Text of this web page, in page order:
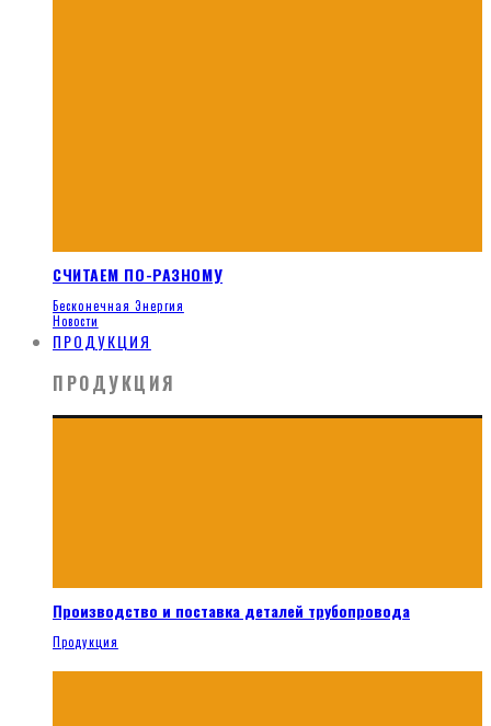
СЧИТАЕМ ПО-РАЗНОМУ
Бесконечная Энергия
Новости
ПРОДУКЦИЯ
ПРОДУКЦИЯ
Производство и поставка деталей трубопровода
Продукция